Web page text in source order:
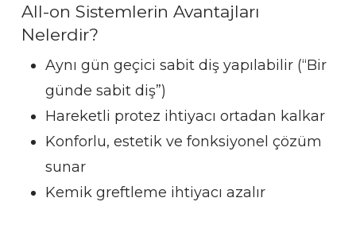
All-on Sistemlerin Avantajları
Nelerdir?
Aynı gün geçici sabit diş yapılabilir (“Bir
günde sabit diş”)
Hareketli protez ihtiyacı ortadan kalkar
Konforlu, estetik ve fonksiyonel çözüm
sunar
Kemik greftleme ihtiyacı azalır